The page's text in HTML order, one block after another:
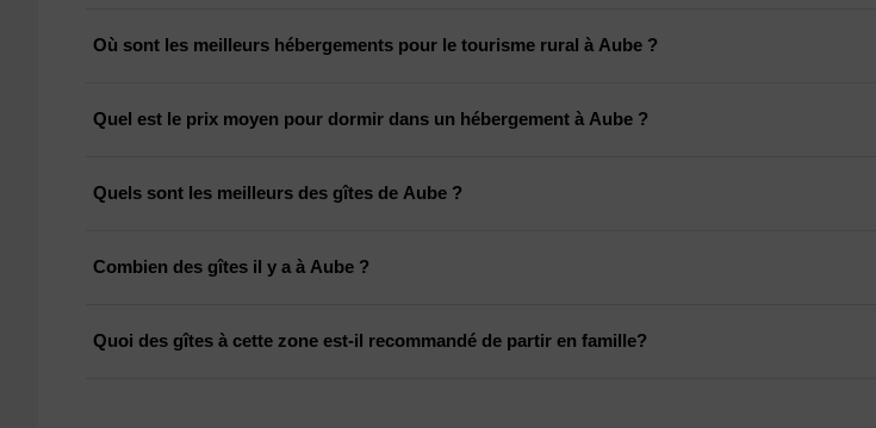
Où sont les meilleurs hébergements pour le tourisme rural à Aube ?
Quel est le prix moyen pour dormir dans un hébergement à Aube ?
Quels sont les meilleurs des gîtes de Aube ?
Combien des gîtes il y a à Aube ?
Quoi des gîtes à cette zone est-il recommandé de partir en famille?